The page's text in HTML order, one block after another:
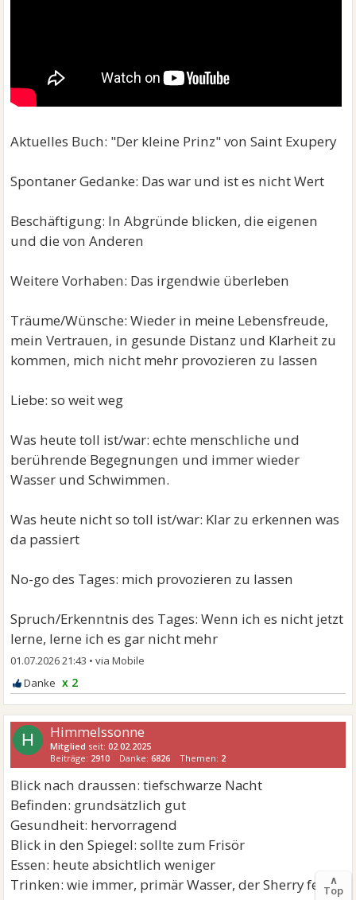
Aktuelles Buch: "Der kleine Prinz" von Saint Exupery
Spontaner Gedanke: Das war und ist es nicht Wert
Beschäftigung: In Abgründe blicken, die eigenen
und die von Anderen
Weitere Vorhaben: Das irgendwie überleben
Träume/Wünsche: Wieder in meine Lebensfreude,
mein Vertrauen, in gesunde Distanz und Klarheit zu
kommen, mich nicht mehr provozieren zu lassen
Liebe: so weit weg
Was heute toll ist/war: echte menschliche und
berührende Begegnungen und immer wieder
Wasser und Schwimmen.
Was heute nicht so toll ist/war: Klar zu erkennen was
da passiert
No-go des Tages: mich provozieren zu lassen
Spruch/Erkenntnis des Tages: Wenn ich es nicht jetzt
lerne, lerne ich es gar nicht mehr
01.07.2026 21:43 •
x 2
H Himmelssonne
Mitglied seit:02.02.2025
Beiträge: 2910 Danke:6826 Themen: 2
Blick nach draussen: tiefschwarze Nacht
Befinden: grundsätzlich gut
Gesundheit: hervorragend
Blick in den Spiegel: sollte zum Frisör
Essen: heute absichtlich weniger
Trinken: wie immer, primär Wasser, der Sherry fehlt
∧
Top